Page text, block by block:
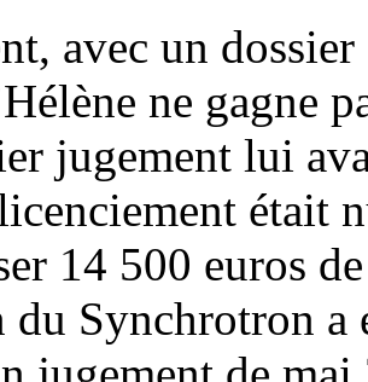
avec un
ne gagne
jugement lui
était
14 500 euros
Synchrotron a